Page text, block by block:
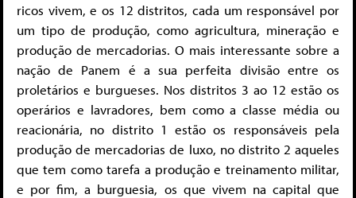
ricos vivem, e os 12 distritos, cada um responsável por
um tipo de produção, como agricultura, mineração e
produção de mercadorias. O mais interessante sobre a
nação de Panem é a sua perfeita divisão entre os
proletários e burgueses. Nos distritos 3 ao 12 estão os
operários e lavradores, bem como a classe média ou
reacionária, no distrito 1 estão os responsáveis pela
produção de mercadorias de luxo, no distrito 2 aqueles
que tem como tarefa a produção e treinamento militar,
e por fim, a burguesia, os que vivem na capital que